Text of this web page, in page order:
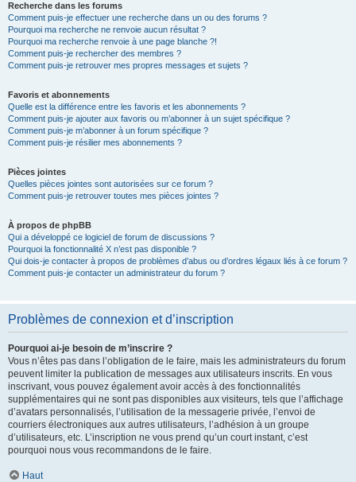
Recherche dans les forums
Comment puis-je effectuer une recherche dans un ou des forums ?
Pourquoi ma recherche ne renvoie aucun résultat ?
Pourquoi ma recherche renvoie à une page blanche ?!
Comment puis-je rechercher des membres ?
Comment puis-je retrouver mes propres messages et sujets ?
Favoris et abonnements
Quelle est la différence entre les favoris et les abonnements ?
Comment puis-je ajouter aux favoris ou m’abonner à un sujet spécifique ?
Comment puis-je m’abonner à un forum spécifique ?
Comment puis-je résilier mes abonnements ?
Pièces jointes
Quelles pièces jointes sont autorisées sur ce forum ?
Comment puis-je retrouver toutes mes pièces jointes ?
À propos de phpBB
Qui a développé ce logiciel de forum de discussions ?
Pourquoi la fonctionnalité X n’est pas disponible ?
Qui dois-je contacter à propos de problèmes d’abus ou d’ordres légaux liés à ce forum ?
Comment puis-je contacter un administrateur du forum ?
Problèmes de connexion et d’inscription
Pourquoi ai-je besoin de m’inscrire ?
Vous n’êtes pas dans l’obligation de le faire, mais les administrateurs du forum
peuvent limiter la publication de messages aux utilisateurs inscrits. En vous
inscrivant, vous pouvez également avoir accès à des fonctionnalités
supplémentaires qui ne sont pas disponibles aux visiteurs, tels que l’affichage
d’avatars personnalisés, l’utilisation de la messagerie privée, l’envoi de
courriers électroniques aux autres utilisateurs, l’adhésion à un groupe
d’utilisateurs, etc. L’inscription ne vous prend qu’un court instant, c’est
pourquoi nous vous recommandons de le faire.
Haut